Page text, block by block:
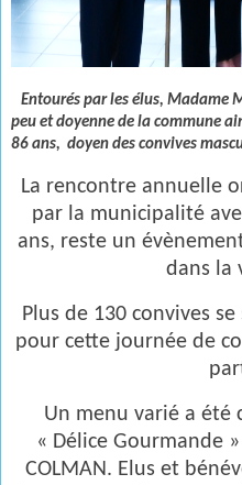
Entourés par les élus, Madame
peu et doyenne de la commune
86 ans, doyen des convives
La rencontre annuelle
par la municipalité
ans, reste un
dans la
Plus de 130 convives
pour cette journée de
Un menu varié a été
« Délice Gourmande
COLMAN. Elus et